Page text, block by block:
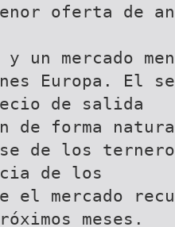
oferta de
un mercado
Europa. El
de salida
de forma
se de los
de los
el mercado
meses.